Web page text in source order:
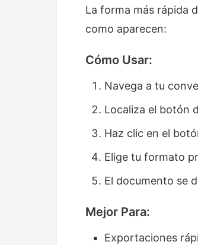
La forma más rápida
como aparecen:
Cómo Usar:
Navega a tu
Localiza el botón
Haz clic en el
Elige tu formato
El documento se
Mejor Para:
Exportaciones